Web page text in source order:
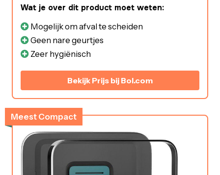
Wat je over dit product moet weten:
Mogelijk om afval te scheiden
Geen nare geurtjes
Zeer hygiënisch
Bekijk Prijs bij Bol.com
Meest Compact